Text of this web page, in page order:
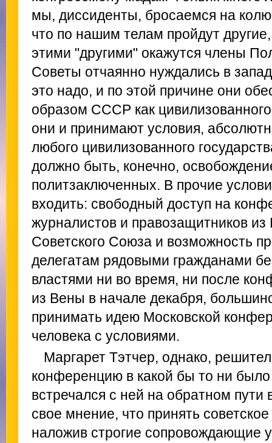
мы, диссиденты, бросаемся на
что по нашим телам пройдут
этими "другими" окажутся члены
Советы отчаянно нуждались в
это надо, и по этой причине они
образом СССР как цивилизованного
они и принимают условия,
любого цивилизованного
должно быть, конечно,
политзаключенных. В прочие
входить: свободный доступ на
журналистов и правозащитников
Советского Союза и возможность
делегатам рядовыми гражданами
властями ни во время, ни после
из Вены в начале декабря,
принимать идею Московской
человека с условиями.
Маргарет Тэтчер, однако,
конференцию в какой бы то ни
встречался с ней на обратном пути
свое мнение, что принять
наложив строгие сопровождающие